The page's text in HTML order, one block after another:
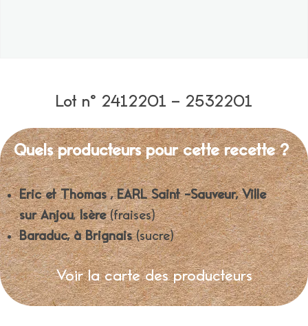
Lot n° 2412201 – 2532201
Quels producteurs pour cette recette ?
Eric et Thomas , EARL Saint -Sauveur, Ville
sur Anjou,Isère(fraises)
Baraduc, à Brignais(sucre)
Voir la carte des producteurs